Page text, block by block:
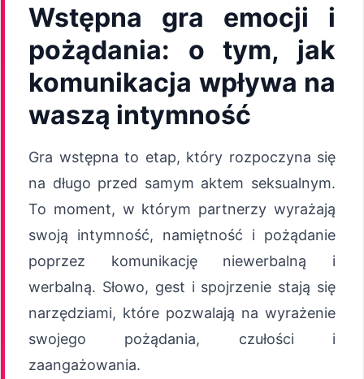
Wstępna gra emocji i
pożądania: o tym, jak
komunikacja wpływa na
waszą intymność
Gra wstępna to etap, który rozpoczyna się
na długo przed samym aktem seksualnym.
To moment, w którym partnerzy wyrażają
swoją intymność, namiętność i pożądanie
poprzez komunikację niewerbalną i
werbalną. Słowo, gest i spojrzenie stają się
narzędziami, które pozwalają na wyrażenie
swojego pożądania, czułości i
zaangażowania.